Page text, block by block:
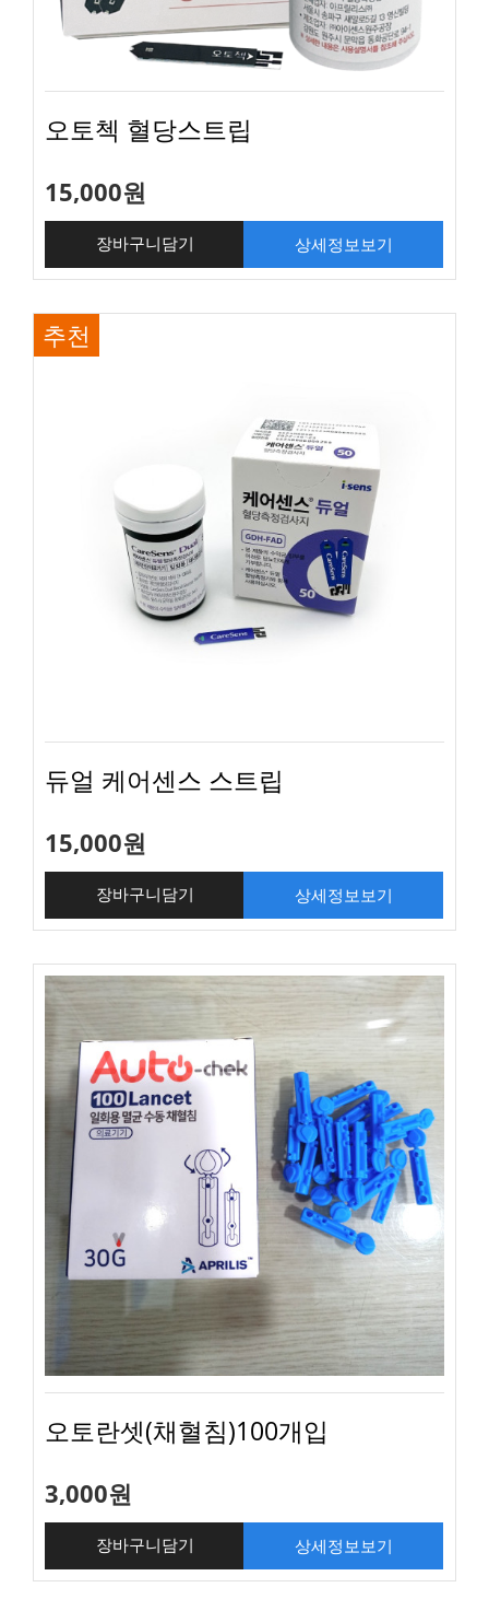
오토첵 혈당스트립
15,000원
장바구니담기 상세정보보기
추천
듀얼 케어센스 스트립
15,000원
장바구니담기 상세정보보기
오토란셋(채혈침)100개입
3,000원
장바구니담기 상세정보보기